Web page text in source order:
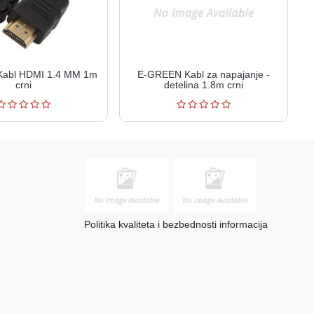
HDMI 1.4 MM 1m
crni
E-GREEN Kabl za napajanje -
detelina 1.8m crni
Politika kvaliteta i bezbednosti informacija